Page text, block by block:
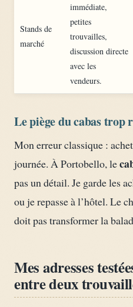
Stands de
marché
immédiate,
petites
trouvailles,
discussion directe
avec les
vendeurs.
Le piège du cabas trop
Mon erreur classique :
journée. À Portobello, le
pas un détail. Je garde les
ou je repasse à l’hôtel. Le
doit pas transformer la
Mes adresses
entre deux